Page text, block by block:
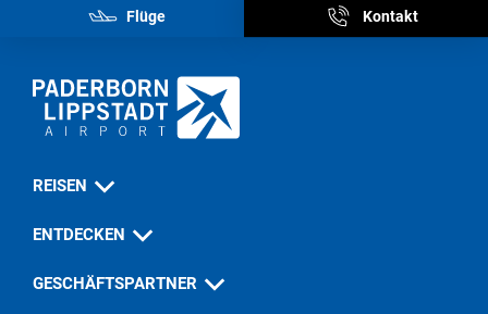
Flüge Kontakt
REISEN
ENTDECKEN
GESCHÄFTSPARTNER